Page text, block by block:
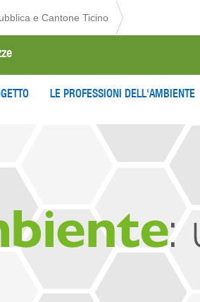
e Cantone Ticino
LE PROFESSIONI DELL'AMBIENTE